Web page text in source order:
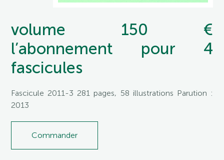
volume 150 €
l’abonnement pour 4
fascicules
Fascicule 2011-3 281 pages, 58 illustrations Parution :
2013
Commander